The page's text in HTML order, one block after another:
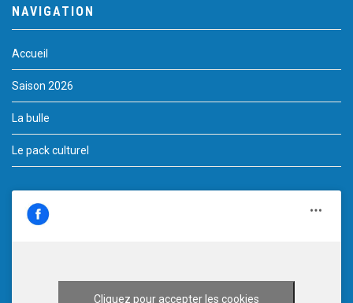
NAVIGATION
Accueil
Saison 2026
La bulle
Le pack culturel
Cliquez pour accepter les cookies